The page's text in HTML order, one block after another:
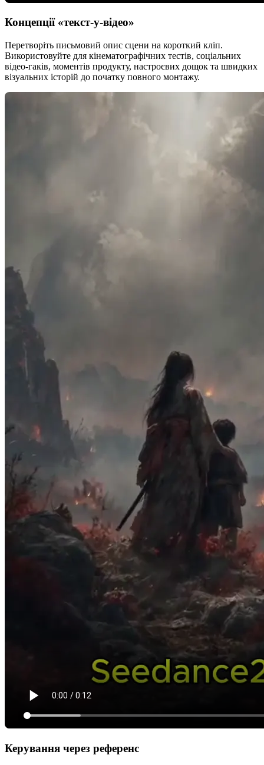
Концепції «текст-у-відео»
Перетворіть письмовий опис сцени на короткий кліп.
Використовуйте для кінематографічних тестів, соціальних
відео-гаків, моментів продукту, настроєвих дощок та швидких
візуальних історій до початку повного монтажу.
Керування через референс